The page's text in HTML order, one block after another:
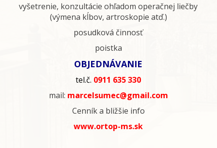
vyšetrenie, konzultácie ohľadom operačnej liečby
(výmena kĺbov, artroskopie atď.)
posudková činnosť
poistka
OBJEDNÁVANIE
tel.č. 0911 635 330
mail: marcelsumec@gmail.com
Cenník a bližšie info
www.ortop-ms.sk